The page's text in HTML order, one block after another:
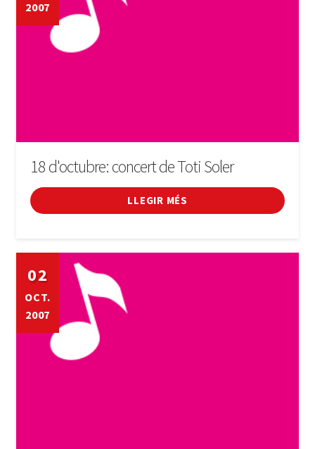
2007
18 d'octubre: concert de Toti Soler
LLEGIR MÉS
02
OCT.
2007